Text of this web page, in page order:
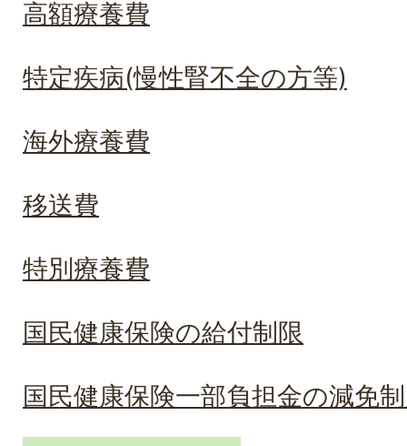
高額療養費
特定疾病(慢性腎不全の方等)
海外療養費
移送費
特別療養費
国民健康保険の給付制限
国民健康保険一部負担金の減免